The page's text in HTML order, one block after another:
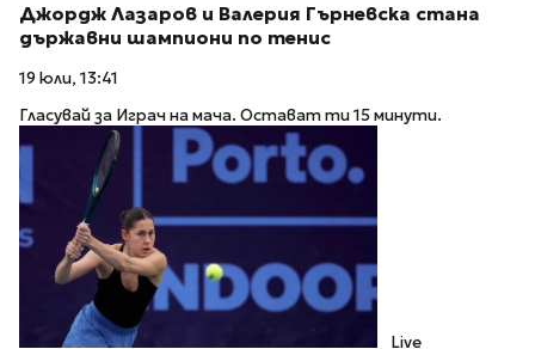
Джордж Лазаров и Валерия Гърневска стана
държавни шампиони по тенис
19 юли, 13:41
Гласувай за Играч на мача. Остават ти 15 минути.
Live